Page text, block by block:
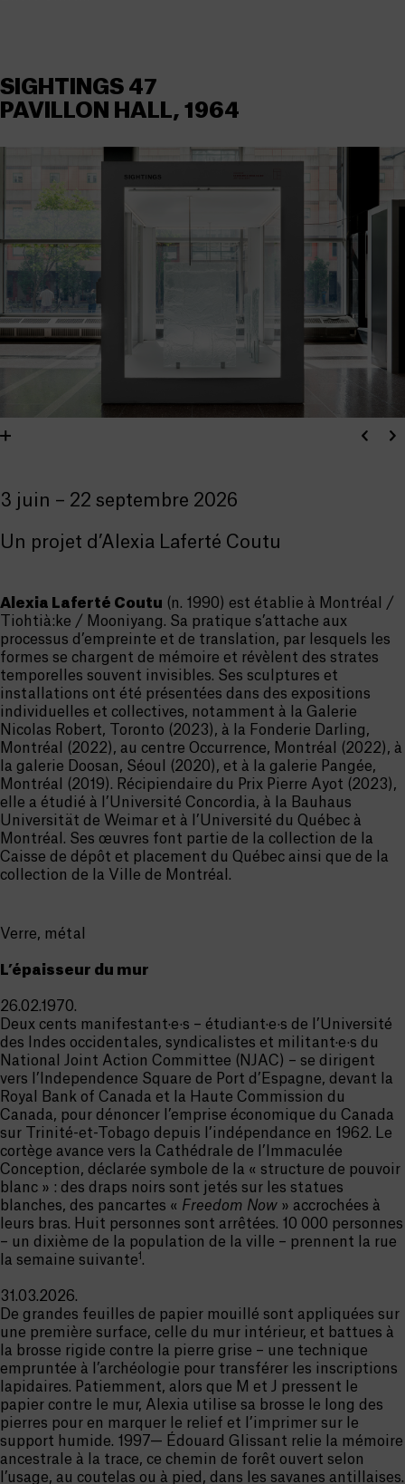
SIGHTINGS 47
PAVILLON HALL, 1964
3 juin – 22 septembre 2026
Un projet d’Alexia Laferté Coutu
Alexia Laferté Coutu (n. 1990) est établie à Montréal /
Tiohtià:ke / Mooniyang. Sa pratique s’attache aux
processus d’empreinte et de translation, par lesquels les
formes se chargent de mémoire et révèlent des strates
temporelles souvent invisibles. Ses sculptures et
installations ont été présentées dans des expositions
individuelles et collectives, notamment à la Galerie
Nicolas Robert, Toronto (2023), à la Fonderie Darling,
Montréal (2022), au centre Occurrence, Montréal (2022), à
la galerie Doosan, Séoul (2020), et à la galerie Pangée,
Montréal (2019). Récipiendaire du Prix Pierre Ayot (2023),
elle a étudié à l’Université Concordia, à la Bauhaus
Universität de Weimar et à l’Université du Québec à
Montréal. Ses œuvres font partie de la collection de la
Caisse de dépôt et placement du Québec ainsi que de la
collection de la Ville de Montréal.
Verre, métal
L’épaisseur du mur
26.02.1970.
Deux cents manifestant·e·s – étudiant·e·s de l’Université
des Indes occidentales, syndicalistes et militant·e·s du
National Joint Action Committee (NJAC) – se dirigent
vers l’Independence Square de Port d’Espagne, devant la
Royal Bank of Canada et la Haute Commission du
Canada, pour dénoncer l’emprise économique du Canada
sur Trinité-et-Tobago depuis l’indépendance en 1962. Le
cortège avance vers la Cathédrale de l’Immaculée
Conception, déclarée symbole de la « structure de pouvoir
blanc » : des draps noirs sont jetés sur les statues
blanches, des pancartes « Freedom Now » accrochées à
leurs bras. Huit personnes sont arrêtées. 10 000 personnes
– un dixième de la population de la ville – prennent la rue
la semaine suivante1.
31.03.2026.
De grandes feuilles de papier mouillé sont appliquées sur
une première surface, celle du mur intérieur, et battues à
la brosse rigide contre la pierre grise – une technique
empruntée à l’archéologie pour transférer les inscriptions
lapidaires. Patiemment, alors que M et J pressent le
papier contre le mur, Alexia utilise sa brosse le long des
pierres pour en marquer le relief et l’imprimer sur le
support humide. 1997— Édouard Glissant relie la mémoire
ancestrale à la trace, ce chemin de forêt ouvert selon
l’usage, au coutelas ou à pied, dans les savanes antillaises.